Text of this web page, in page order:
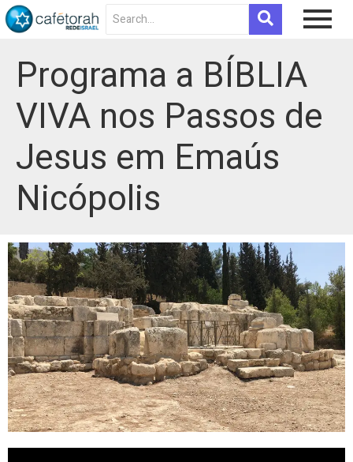
Programa a BÍBLIA
VIVA nos Passos de
Jesus em Emaús
Nicópolis